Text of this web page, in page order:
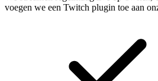
voegen we een Twitch plugin toe aan